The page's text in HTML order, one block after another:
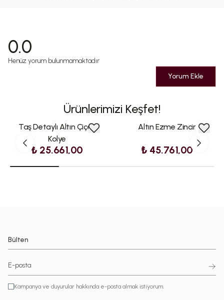
0.0
Henüz yorum bulunmamaktadır
Yorum Ekle
Ürünlerimizi Keşfet!
Taş Detaylı Altın Çiçek
Kolye
₺ 25.661,00
Altın Ezme Zincir
₺ 45.761,00
Bülten
Kampanya ve duyurular hakkında e-posta almak istiyorum.